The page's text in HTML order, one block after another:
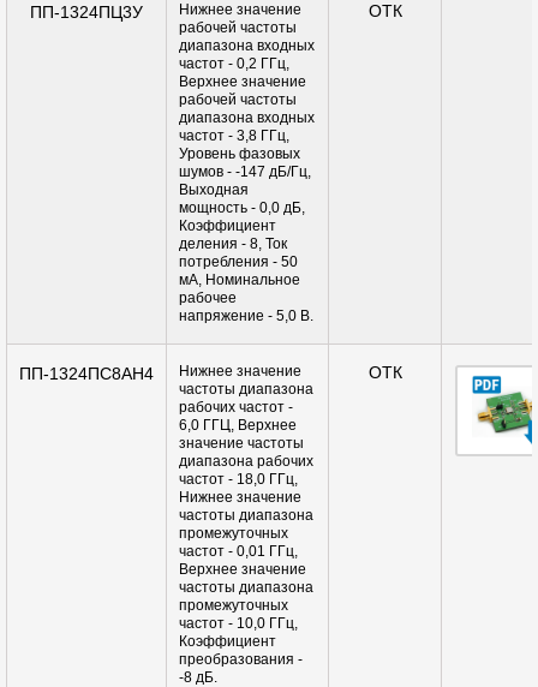
ПП-1324ПЦ3У
Нижнее значение
рабочей частоты
диапазона входных
частот - 0,2 ГГц,
Верхнее значение
рабочей частоты
диапазона входных
частот - 3,8 ГГц,
Уровень фазовых
шумов - -147 дБ/Гц,
Выходная
мощность - 0,0 дБ,
Коэффициент
деления - 8, Ток
потребления - 50
мА, Номинальное
рабочее
напряжение - 5,0 В.
ОТК
ПП-1324ПС8АН4
Нижнее значение
частоты диапазона
рабочих частот -
6,0 ГГЦ, Верхнее
значение частоты
диапазона рабочих
частот - 18,0 ГГц,
Нижнее значение
частоты диапазона
промежуточных
частот - 0,01 ГГц,
Верхнее значение
частоты диапазона
промежуточных
частот - 10,0 ГГц,
Коэффициент
преобразования -
-8 дБ.
ОТК